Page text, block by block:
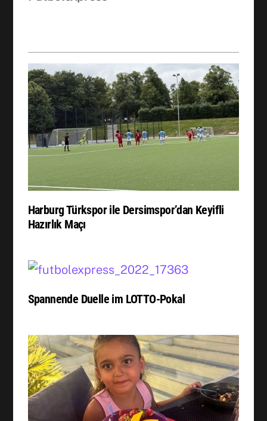
Harburg Türkspor ile Dersimspor’dan Keyifli
Hazırlık Maçı
Spannende Duelle im LOTTO-Pokal